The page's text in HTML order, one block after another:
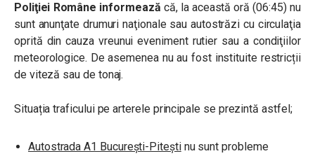
Poliţiei Române informează că, la această oră (06:45) nu
sunt anunţate drumuri naţionale sau autostrăzi cu circulaţia
oprită din cauza vreunui eveniment rutier sau a condiţiilor
meteorologice. De asemenea nu au fost instituite restricții
de viteză sau de tonaj.
Situația traficului pe arterele principale se prezintă astfel;
Autostrada A1 București-Piteștinu sunt probleme